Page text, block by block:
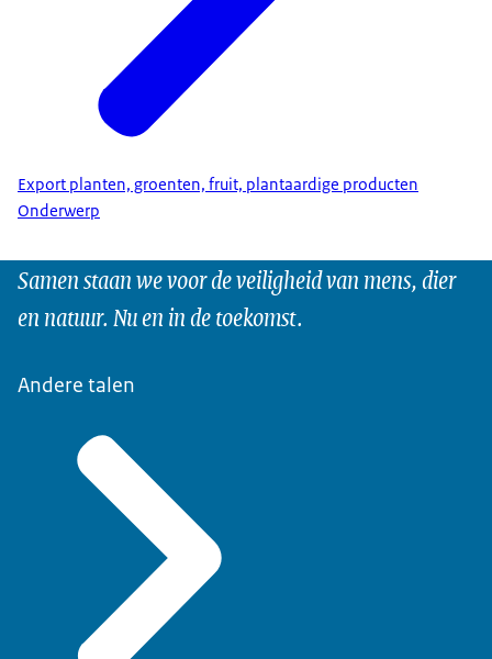
Export planten, groenten, fruit, plantaardige producten
Onderwerp
Samen staan we voor de veiligheid van mens, dier
en natuur. Nu en in de toekomst.
Andere talen